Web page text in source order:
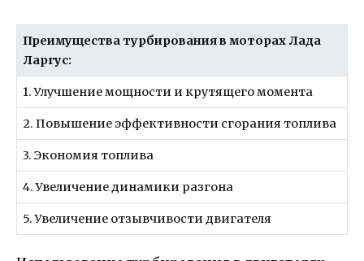
Преимущества турбирования в моторах Лада
Ларгус:
1. Улучшение мощности и крутящего момента
2. Повышение эффективности сгорания топлива
3. Экономия топлива
4. Увеличение динамики разгона
5. Увеличение отзывчивости двигателя